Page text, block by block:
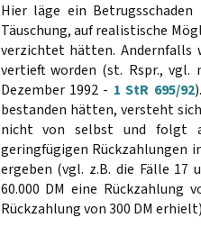
Hier läge ein
Täuschung, auf realistische
verzichtet hätten. Andernfalls
vertieft worden (st. Rspr., vgl.
Dezember 1992 - 1 StR 695/92
bestanden hätten, versteht
nicht von selbst und folgt
geringfügigen Rückzahlungen
ergeben (vgl. z.B. die Fälle 17
60.000 DM eine Rückzahlung
Rückzahlung von 300 DM